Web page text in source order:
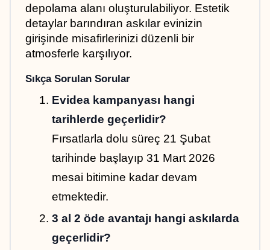
depolama alanı oluşturulabiliyor. Estetik
detaylar barındıran askılar evinizin
girişinde misafirlerinizi düzenli bir
atmosferle karşılıyor.
Sıkça Sorulan Sorular
Evidea kampanyası hangi
tarihlerde geçerlidir?
Fırsatlarla dolu süreç 21 Şubat
tarihinde başlayıp 31 Mart 2026
mesai bitimine kadar devam
etmektedir.
3 al 2 öde avantajı hangi askılarda
geçerlidir?